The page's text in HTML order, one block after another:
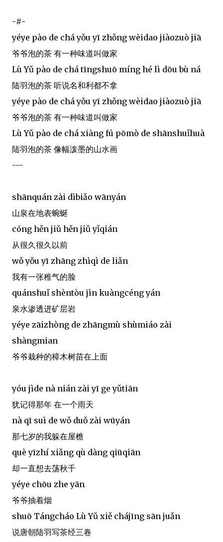
-#-
yéye pào de chá yǒu yī zhǒng wèidao jiàozuò jiā
爷爷泡的茶 有一种味道叫做家
Lù Yǔ pào de chá tīngshuō míng hé lì dōu bù ná
陆羽泡的茶 听说名和利都不拿
yéye pào de chá yǒu yī zhǒng wèidao jiàozuò jiā
爷爷泡的茶 有一种味道叫做家
Lù Yǔ pào de chá xiàng fú pōmò de shānshuǐhuà
陆羽泡的茶 像幅泼墨的山水画
---
shānquán zài dìbiǎo wānyán
山泉在地表蜿蜒
cóng hěn jiǔ hěn jiǔ yǐqián
从很久很久以前
wǒ yǒu yī zhāng zhìqì de liǎn
我有一张稚气的脸
quánshuǐ shèntòu jìn kuàngcéng yán
泉水渗透进矿层岩
yéye zāizhòng de zhāngmù shùmiáo zài
shàngmian
爷爷栽种的樟木树苗在上面
yóu jìde nà nián zài yī ge yǔtiān
犹记得那年 在一个雨天
nà qī suì de wǒ duǒ zài wūyán
那七岁的我躲在屋檐
què yīzhí xiǎng qù dàng qiūqiān
却一直想去荡秋千
yéye chōu zhe yān
爷爷抽着烟
shuō Tángcháo Lù Yǔ xiě chájīng sān juǎn
说唐朝陆羽写茶经三卷